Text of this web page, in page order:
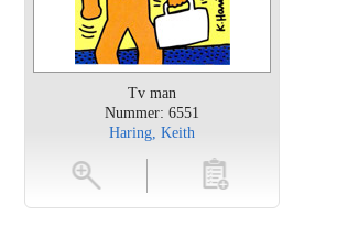
Tv man
Nummer: 6551
Haring, Keith
toevoegen